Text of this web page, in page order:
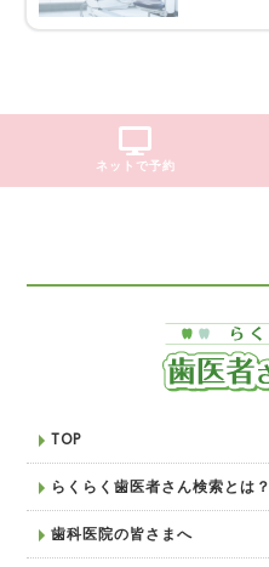
ネットで予約
TOP
らくらく歯医者さん検索とは？
歯科医院の皆さまへ